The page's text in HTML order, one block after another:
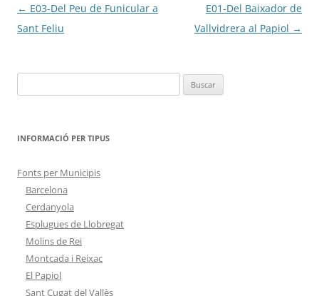
Navegación
de
← E03-Del Peu de Funicular a
Sant Feliu
E01-Del Baixador de
Vallvidrera al Papiol →
INFORMACIÓ PER TIPUS
Fonts per Municipis
Barcelona
Cerdanyola
Esplugues de Llobregat
Molins de Rei
Montcada i Reixac
El Papiol
Sant Cugat del Vallès